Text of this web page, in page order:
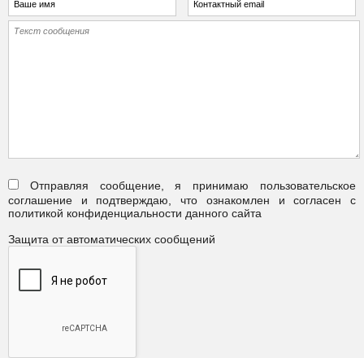
Отправляя сообщение, я принимаю пользовательское
соглашение и подтверждаю, что ознакомлен и согласен с
политикой конфиденциальности данного сайта
Защита от автоматических сообщений